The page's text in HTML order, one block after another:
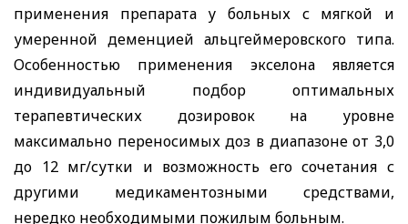
применения препарата у больных с мягкой и
умеренной деменцией альцгеймеровского типа.
Особенностью применения экселона является
индивидуальный подбор оптимальных
терапевтических дозировок на уровне
максимально переносимых доз в диапазоне от 3,0
до 12 мг/сутки и возможность его сочетания с
другими медикаментозными средствами,
нередко необходимыми пожилым больным.